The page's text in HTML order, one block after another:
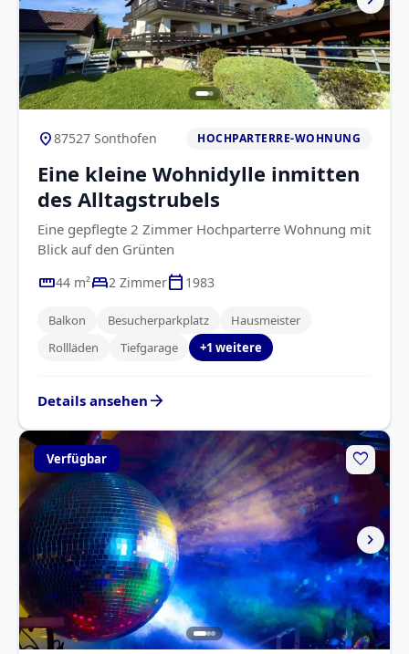
location_on87527 Sonthofen HOCHPARTERRE-WOHNUNG
Eine kleine Wohnidylle inmitten
des Alltagstrubels
Eine gepflegte 2 Zimmer Hochparterre Wohnung mit
Blick auf den Grünten
straighten44 m²bed2 Zimmercalendar_today 1983
Balkon Besucherparkplatz
Hausmeister
Rollläden
Tiefgarage +1 weitere
Details ansehen arrow_forward
chevron_right
Verfügbar favorite